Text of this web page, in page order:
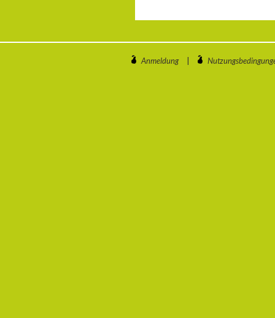
Anmeldung